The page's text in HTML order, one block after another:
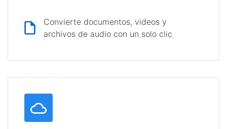
Convierte documentos, videos y
archivos de audio con un solo clic